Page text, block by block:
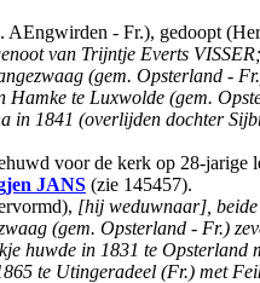
- Fr.), gedoopt
van Trijntje Everts
(gem. Opsterland -
te Luxwolde (gem.
in 1841 (overlijden dochter
voor de kerk op 28-jarige
JANS (zie 145457).
[hij weduwnaar], beide
(gem. Opsterland - Fr.)
huwde in 1831 te Opsterland
te Utingeradeel (Fr.) met